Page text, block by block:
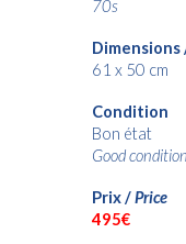
70s
Dimensions
61 x 50 cm
Condition
Bon état
Good condition
Prix /Price
495€